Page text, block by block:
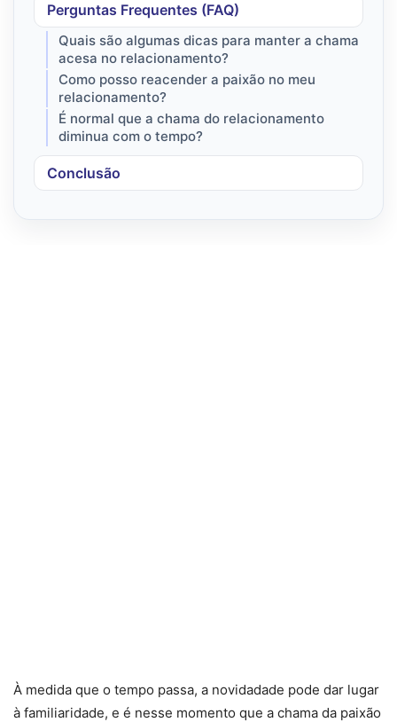
Perguntas Frequentes (FAQ)
Quais são algumas dicas para manter a chama
acesa no relacionamento?
Como posso reacender a paixão no meu
relacionamento?
É normal que a chama do relacionamento
diminua com o tempo?
Conclusão
À medida que o tempo passa, a novidadade pode dar lugar
à familiaridade, e é nesse momento que a chama da paixão